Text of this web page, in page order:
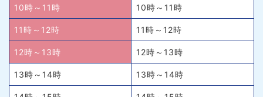
10時～11時 10時～11時
11時～12時 11時～12時
12時～13時 12時～13時
13時～14時 13時～14時